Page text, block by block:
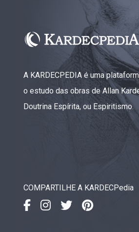
A KARDECPEDIA é uma
o estudo das obras de Allan
Doutrina Espírita, ou Espiritismo.
COMPARTILHE A KARDECPedia